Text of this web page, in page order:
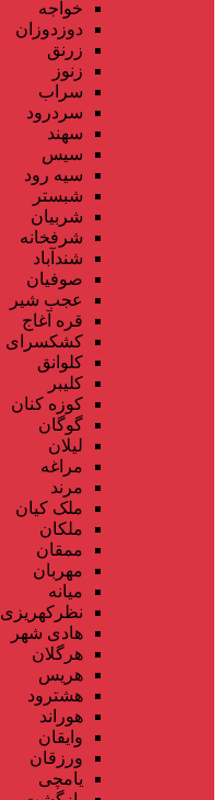
خواجه
دوزدوزان
زرنق
زنوز
سراب
سردرود
سهند
سیس
سیه رود
شبستر
شربیان
شرفخانه
شندآباد
صوفیان
عجب شیر
قره آغاج
کشکسرای
کلوانق
کلیبر
کوزه کنان
گوگان
لیلان
مراغه
مرند
ملک کیان
ملکان
ممقان
مهربان
میانه
نظرکهریزی
هادی شهر
هرگلان
هریس
هشترود
هوراند
وایقان
ورزقان
یامچی